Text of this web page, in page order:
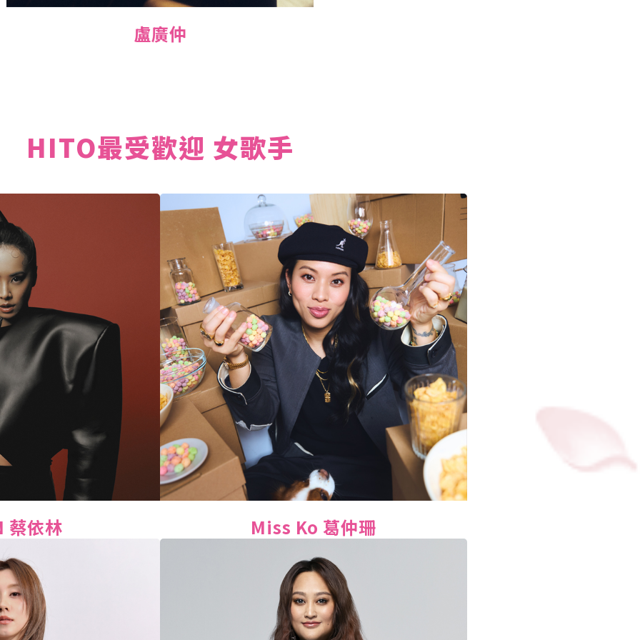
盧廣仲
HITO最受歡迎 女歌手
蔡依林 Miss Ko 葛仲珊